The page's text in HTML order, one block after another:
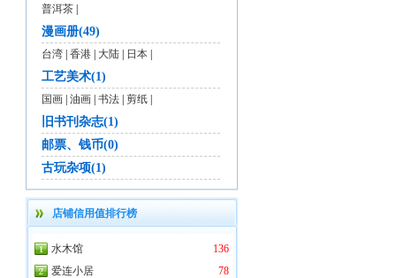
普洱茶
漫画册(49)
台湾 香港 大陆 日本
工艺美术(1)
国画 油画 书法 剪纸
旧书刊杂志(1)
邮票、钱币(0)
古玩杂项(1)
店铺信用值排行榜
水木馆
136
爱连小居
78